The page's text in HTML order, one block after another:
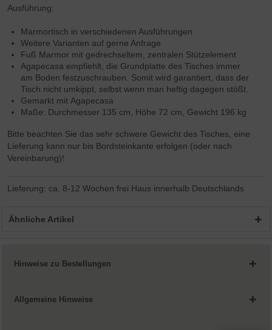
Ausführung:
Marmortisch in verschiedenen Ausführungen
Weitere Varianten auf gerne Anfrage
Fuß Marmor mit gedrechseltem, zentralen Stützelement
Agapecasa empfiehlt, die Grundplatte des Tisches immer
am Boden festzuschrauben. Somit wird garantiert, dass der
Tisch nicht umkippt, selbst wenn man heftig dagegen stößt.
Gemarkt mit Agapecasa
Maße: Durchmesser 135 cm, Höhe 72 cm, Gewicht 196 kg
Bitte beachten Sie das sehr schwere Gewicht des Tisches, eine
Lieferung kann nur bis Bordsteinkante erfolgen (oder nach
Vereinbarung)!
Lieferung: ca. 8-12 Wochen frei Haus innerhalb Deutschlands
Ähnliche Artikel
Hinweise zu Bestellungen
Allgemeine Hinweise